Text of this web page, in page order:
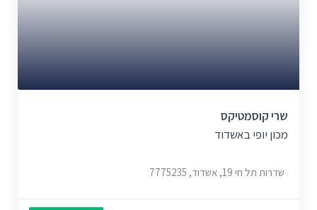
שרי קוסמטיקס
מכון יופי באשדוד
שדרות תל חי 19, אשדוד, 7775235